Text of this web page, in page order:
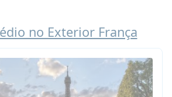
no Exterior França